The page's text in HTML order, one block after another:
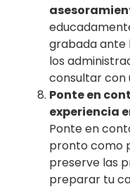
grabada ante
los
consultar con
Ponte en
experiencia
Ponte en
pronto como
preserve las
preparar tu